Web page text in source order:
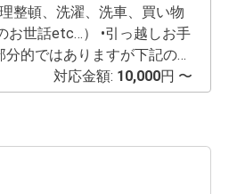
整頓、洗濯、洗車、買い物
お世話etc…） •引っ越しお手
など) •ベランダ、屋上の防水
対応金額: 10,000円 〜